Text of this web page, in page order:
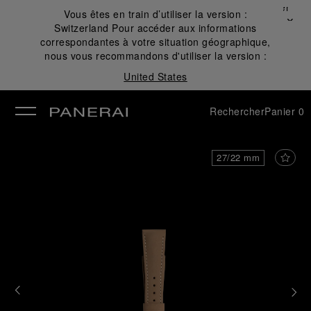
Vous êtes en train d’utiliser la version :
Switzerland Pour accéder aux informations
correspondantes à votre situation géographique,
nous vous recommandons d'utiliser la version :
United States
Fermer
✕
RechercherPanier 0
27/22 mm